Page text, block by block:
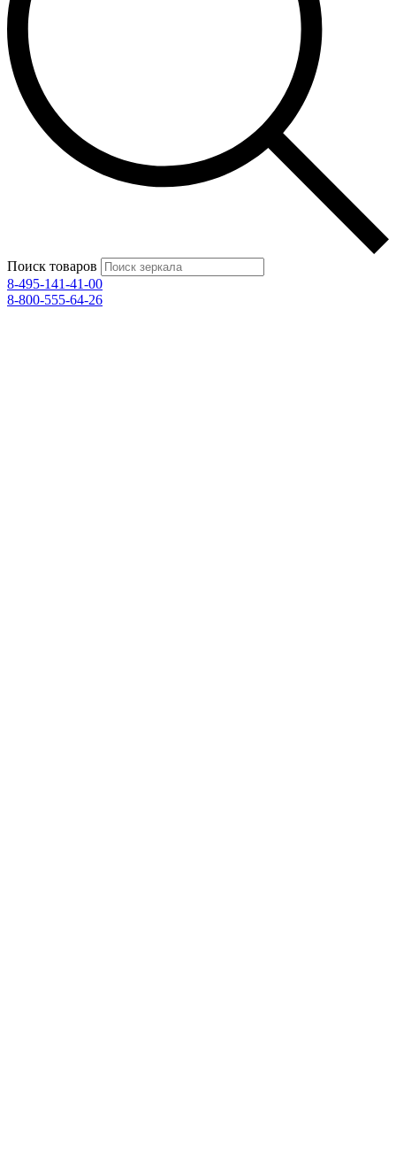
Поиск товаров
8-495-141-41-00
8-800-555-64-26